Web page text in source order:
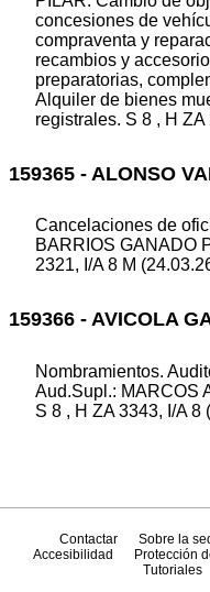
concesiones de
compraventa y
recambios y
preparatorias,
Alquiler de bienes
registrales. S 8 , H
159365 - ALONSO
Cancelaciones de
BARRIOS GANADO
2321, I/A 8 M
159366 - AVICOLA
Nombramientos.
Aud.Supl.: MARCOS
S 8 , H ZA 3343, I/A 8
Contactar Sobre la
Accesibilidad
Protección
Tutoriales